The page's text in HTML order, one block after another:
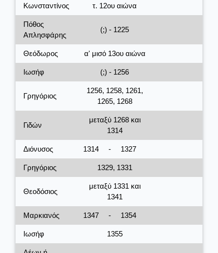
Κωνσταντίνος τ. 12ου αιώνα
Πόθος
Απλησφάρης
(;) - 1225
Θεόδωρος α' μισό 13ου αιώνα
Ιωσήφ (;) - 1256
Γρηγόριος
1256, 1258, 1261,
1265, 1268
Γιδών
μεταξύ 1268 και
1314
Διόνυσος 1314 - 1327
Γρηγόριος 1329, 1331
Θεοδόσιος
μεταξύ 1331 και
1341
Μαρκιανός 1347 - 1354
Ιωσήφ 1355